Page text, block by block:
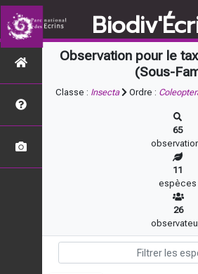
Observation pour le
(Sous-
Classe : Insecta Ordre :
65
11
espèces
26